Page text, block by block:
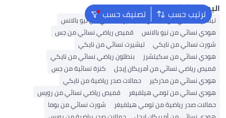
ترتيب حسب تصنيف حسب الشائع
تيشيرت نسائي من أديداس
تيشيرت نسائي من نيو بالانس
هودي نسائي من نيو بالانس
قميص رياضي نسائي من جس
شورت نسائي من نايكي
تيشيرت نسائي من نايكي
هودي نسائي من سكيتشرز
بنطلون رياضي نسائي من نايكي
قميص رياضي نسائي من أمريكان إيجل
كنزة نسائية من جس
هودي نسائي من مذركير
حمالات صدر رياضية من نايكي
هودي نسائي من تومي هيلفيغر
قميص رياضي نسائي من رويس
حمالات صدر رياضية من تومي هيلفيغر
شورت نسائي من بوما